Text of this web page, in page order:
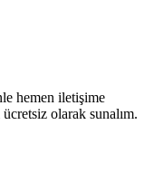
hemen iletişime
olarak sunalım.